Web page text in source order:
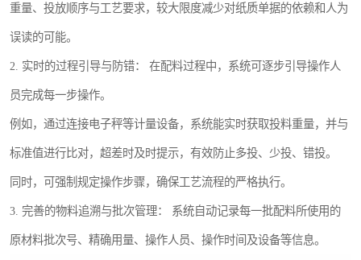
重量、投放顺序与工艺要求，较大限度减少对纸质单据的依赖和人为
误读的可能。
2. 实时的过程引导与防错： 在配料过程中，系统可逐步引导操作人
员完成每一步操作。
例如，通过连接电子秤等计量设备，系统能实时获取投料重量，并与
标准值进行比对，超差时及时提示，有效防止多投、少投、错投。
同时，可强制规定操作步骤，确保工艺流程的严格执行。
3. 完善的物料追溯与批次管理： 系统自动记录每一批配料所使用的
原材料批次号、精确用量、操作人员、操作时间及设备等信息。